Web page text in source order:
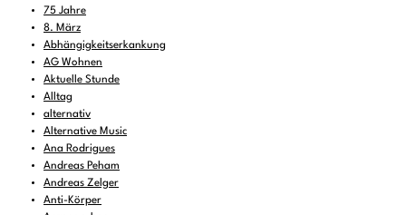
75 Jahre
8. März
Abhängigkeitserkankung
AG Wohnen
Aktuelle Stunde
Alltag
alternativ
Alternative Music
Ana Rodrigues
Andreas Peham
Andreas Zelger
Anti-Körper